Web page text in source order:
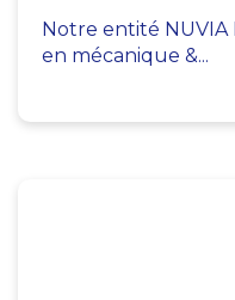
Notre entité NUVIA
en mécanique &...